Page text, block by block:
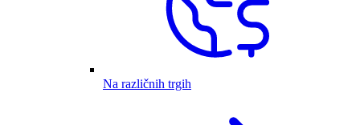
Na različnih trgih